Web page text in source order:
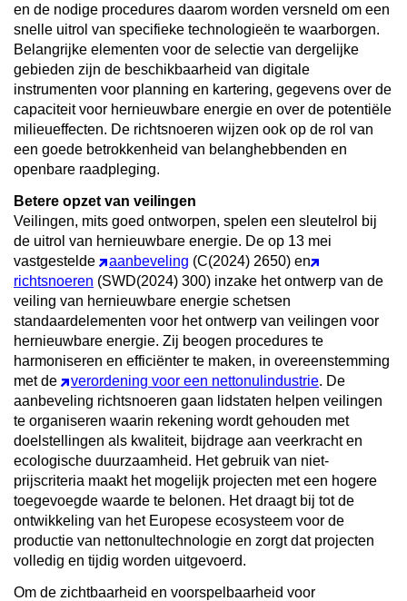
en de nodige procedures daarom worden versneld om een
snelle uitrol van specifieke technologieën te waarborgen.
Belangrijke elementen voor de selectie van dergelijke
gebieden zijn de beschikbaarheid van digitale
instrumenten voor planning en kartering, gegevens over de
capaciteit voor hernieuwbare energie en over de potentiële
milieueffecten. De richtsnoeren wijzen ook op de rol van
een goede betrokkenheid van belanghebbenden en
openbare raadpleging.
Betere opzet van veilingen
Veilingen, mits goed ontworpen, spelen een sleutelrol bij
de uitrol van hernieuwbare energie. De op 13 mei
vastgestelde
aanbeveling (C(2024) 2650) en
richtsnoeren (SWD(2024) 300) inzake het ontwerp van de
veiling van hernieuwbare energie schetsen
standaardelementen voor het ontwerp van veilingen voor
hernieuwbare energie. Zij beogen procedures te
harmoniseren en efficiënter te maken, in overeenstemming
met de
verordening voor een nettonulindustrie. De
aanbeveling richtsnoeren gaan lidstaten helpen veilingen
te organiseren waarin rekening wordt gehouden met
doelstellingen als kwaliteit, bijdrage aan veerkracht en
ecologische duurzaamheid. Het gebruik van niet-
prijscriteria maakt het mogelijk projecten met een hogere
toegevoegde waarde te belonen. Het draagt bij tot de
ontwikkeling van het Europese ecosysteem voor de
productie van nettonultechnologie en zorgt dat projecten
volledig en tijdig worden uitgevoerd.
Om de zichtbaarheid en voorspelbaarheid voor